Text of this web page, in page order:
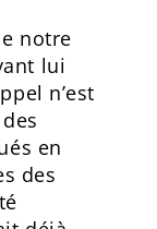
notre
lui
n’est
en
des